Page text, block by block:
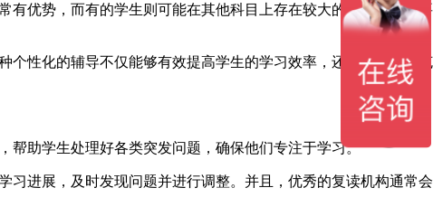
优势，而有的学生则可能在其他科目上存在较大的差距。这就要
个性化的辅导不仅能够有效提高学生的学习效率，还能帮助他们克
助学生处理好各类突发问题，确保他们专注于学习。
进展，及时发现问题并进行调整。并且，优秀的复读机构通常会